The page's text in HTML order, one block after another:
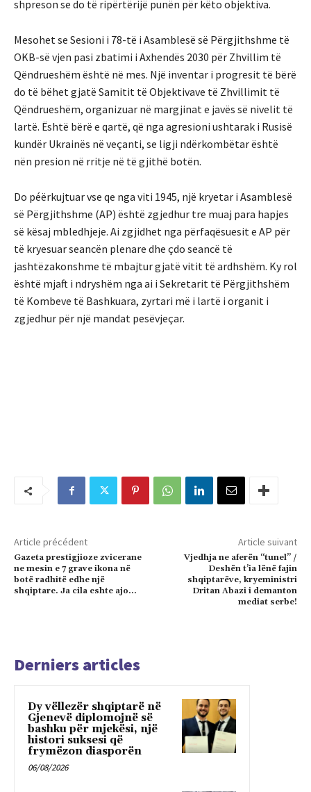
shpreson se do të ripërtërijë punën për këto objektiva.
Mesohet se Sesioni i 78-të i Asamblesë së Përgjithshme të
OKB-së vjen pasi zbatimi i Axhendës 2030 për Zhvillim të
Qëndrueshëm është në mes. Një inventar i progresit të bërë
do të bëhet gjatë Samitit të Objektivave të Zhvillimit të
Qëndrueshëm, organizuar në margjinat e javës së nivelit të
lartë. Është bërë e qartë, që nga agresioni ushtarak i Rusisë
kundër Ukrainës në veçanti, se ligji ndërkombëtar është
nën presion në rritje në të gjithë botën.
Do péërkujtuar vse qe nga viti 1945, një kryetar i Asamblesë
së Përgjithshme (AP) është zgjedhur tre muaj para hapjes
së kësaj mbledhjeje. Ai zgjidhet nga përfaqësuesit e AP për
të kryesuar seancën plenare dhe çdo seancë të
jashtëzakonshme të mbajtur gjatë vitit të ardhshëm. Ky rol
është mjaft i ndryshëm nga ai i Sekretarit të Përgjithshëm
të Kombeve të Bashkuara, zyrtari më i lartë i organit i
zgjedhur për një mandat pesëvjeçar.
Article précédent
Gazeta prestigjioze zvicerane
ne mesin e 7 grave ikona në
botë radhitë edhe një
shqiptare. Ja cila eshte ajo…
Article suivant
Vjedhja ne aferën “tunel” /
Deshën t’ia lënë fajin
shqiptarëve, kryeministri
Dritan Abazi i demanton
mediat serbe!
Derniers articles
Dy vëllezër shqiptarë në
Gjenevë diplomojnë së
bashku për mjekësi, një
histori suksesi që
frymëzon diasporën
06/08/2026